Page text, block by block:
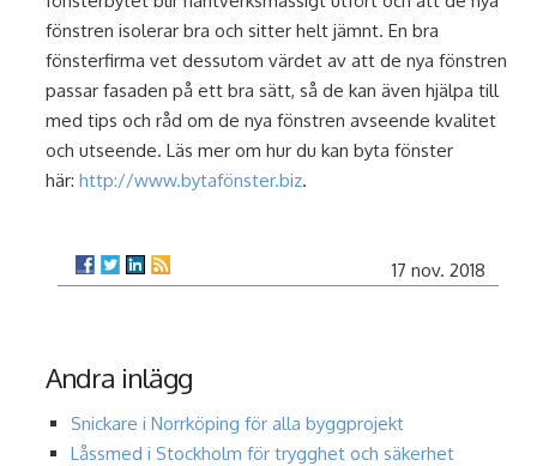
fönstren isolerar bra och sitter helt jämnt. En bra
fönsterfirma vet dessutom värdet av att de nya fönstren
passar fasaden på ett bra sätt, så de kan även hjälpa till
med tips och råd om de nya fönstren avseende kvalitet
och utseende. Läs mer om hur du kan byta fönster
här:http://www.bytafönster.biz.
17 nov. 2018
Andra inlägg
Snickare i Norrköping för alla byggprojekt
Låssmed i Stockholm för trygghet och säkerhet